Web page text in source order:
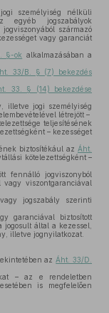
személyiség nélküli
jogszabályok
származó
vagy garanciát
§-ok alkalmazásában a
33/B. § (7) bekezdés
33. § (14) bekezdése
illetve jogi személyiség
létrejött –
teljesítésének
– kezességet
biztosítékául az Áht.
kötelezettségként –
fennálló jogviszonyból
viszontgaranciával
jogszabály szerinti
garanciával biztosított
által a kezessel,
illetve jognyilatkozat.
az Áht. 33/D.
– az e rendeletben
is megfelelően